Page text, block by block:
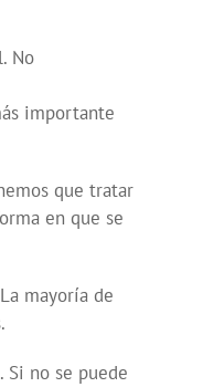
No
importante
que tratar
en que se
mayoría de
Si no se puede